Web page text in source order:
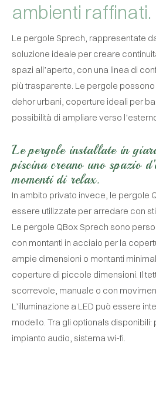
ambienti raffinati.
Le pergole Sprech, rappresentate
soluzione ideale per creare
spazi all’aperto, con una linea di
più trasparente. Le pergole
dehor urbani, coperture ideali per
possibilità di ampliare verso
Le pergole installate in
piscina creano uno spazio
momenti di relax.
In ambito privato invece, le pergole
essere utilizzate per arredare con
Le pergole QBox Sprech sono
con montanti in acciaio per la
ampie dimensioni o montanti
coperture di piccole dimensioni. Il
scorrevole, manuale o con
L’illuminazione a LED può essere
modello. Tra gli optionals
impianto audio, sistema wi-fi.